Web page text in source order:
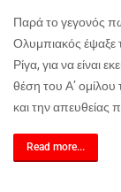
Παρά το γεγονός
Ολυμπιακός έψαξε
Ρίγα, για να είναι
θέση του Α’ ομίλου
και την απευθείας
Read more...